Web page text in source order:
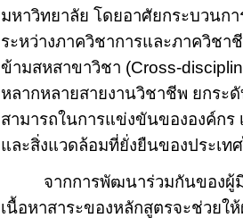
มหาวิทยาลัย โดยอาศัยกระบวนก
ระหว่างภาควิชาการและภาควิชา
ข้ามสหสาขาวิชา (Cross-
หลากหลายสายงานวิชาชีพ ยกระ
สามารถในการแข่งขันขององค์ก
และสิ่งแวดล้อมที่ยั่งยืนของประเท
จากการพัฒนาร่วมกันของผู้
เนื้อหาสาระของหลักสูตรจะช่วยใ